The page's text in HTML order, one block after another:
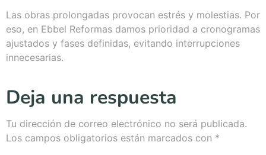
Las obras prolongadas provocan estrés y molestias. Por
eso, en Ebbel Reformas damos prioridad a cronogramas
ajustados y fases definidas, evitando interrupciones
innecesarias.
Deja una respuesta
Tu dirección de correo electrónico no será publicada.
Los campos obligatorios están marcados con *